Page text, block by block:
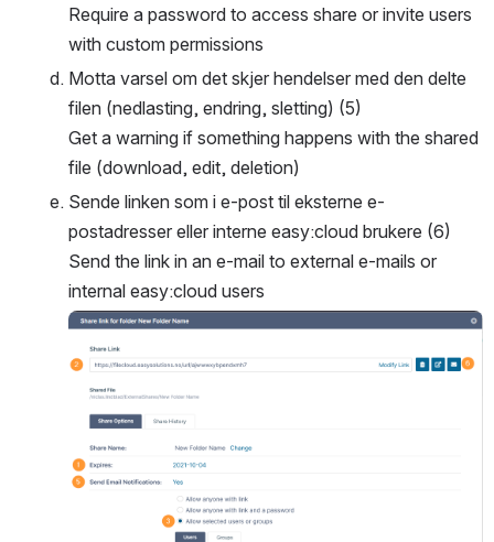
Require a password to access share or invite users
with custom permissions
Motta varsel om det skjer hendelser med den delte
filen (nedlasting, endring, sletting) (5)
Get a warning if something happens with the shared
file (download, edit, deletion)
Sende linken som i e-post til eksterne e-
postadresser eller interne easy:cloud brukere (6)
Send the link in an e-mail to external e-mails or
internal easy:cloud users
Open